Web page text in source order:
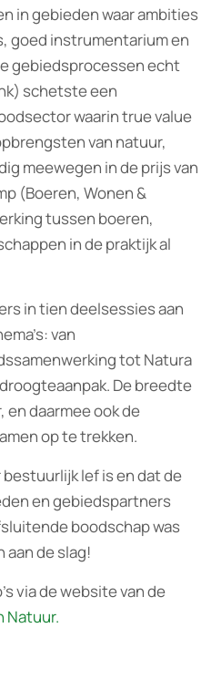
in gebieden waar ambities
goed instrumentarium en
gebiedsprocessen echt
schetste een
waarin true value
van natuur,
meewegen in de prijs van
(Boeren, Wonen &
tussen boeren,
in de praktijk al
in tien deelsessies aan
van
tot Natura
De breedte
en daarmee ook de
op te trekken.
lef is en dat de
en gebiedspartners
boodschap was
de slag!
via de website van de
Natuur.